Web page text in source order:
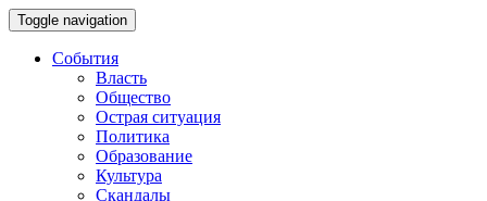
Toggle navigation
События
Власть
Общество
Острая ситуация
Политика
Образование
Культура
Скандалы